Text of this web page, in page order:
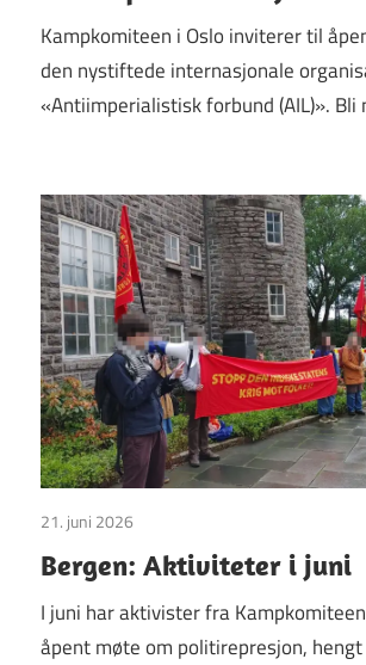
Kampkomiteen i Oslo inviterer til
den nystiftede internasjonale
«Antiimperialistisk forbund (AIL)». Bli
21. juni 2026
Bergen: Aktiviteter i juni
I juni har aktivister fra
åpent møte om politirepresjon,